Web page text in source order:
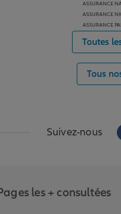
ASSURANCE
ASSURANCE
ASSURANCE
Toutes
Tous
Suivez-nous
les + consultées